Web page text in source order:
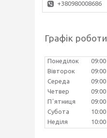
+380980008686
Графік роботи
Понеділок 09:00
Вівторок
09:00
Середа
09:00
Четвер
09:00
Пʼятниця
09:00
Субота
10:00
Неділя
10:00